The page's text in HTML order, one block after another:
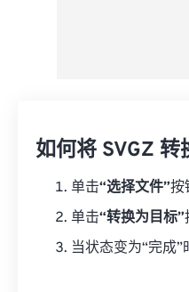
如何将 SVGZ 转
单击“选择文件”按
单击“转换为目标”
当状态变为“完成”